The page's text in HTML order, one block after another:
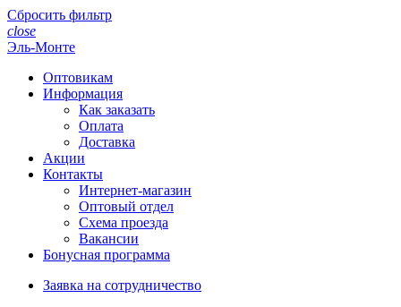
Сбросить фильтр
close
Эль-Монте
Оптовикам
Информация
Как заказать
Оплата
Доставка
Акции
Контакты
Интернет-магазин
Оптовый отдел
Схема проезда
Вакансии
Бонусная программа
Заявка на сотрудничество